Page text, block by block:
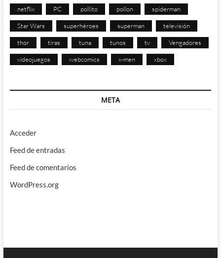
netflix PC pollito pollon spiderman
Star Wars superhéroes superman televisión
thor tiras tuna tunos tv Vengadores
videojuegos webcomics x-men xbox
META
Acceder
Feed de entradas
Feed de comentarios
WordPress.org